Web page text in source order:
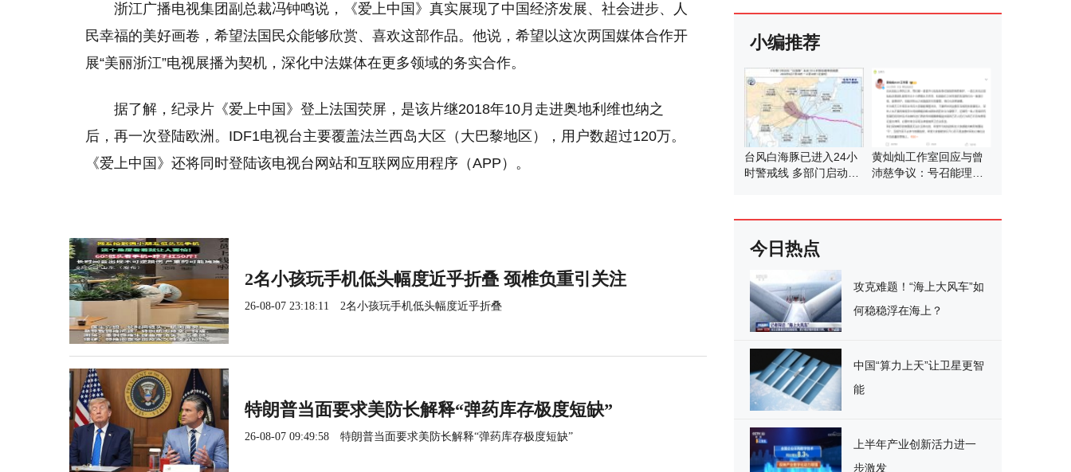
浙江广播电视集团副总裁冯钟鸣说，《爱上中国》真实展现了中国经济发展、社会进步、人
民幸福的美好画卷，希望法国民众能够欣赏、喜欢这部作品。他说，希望以这次两国媒体合作开
展“美丽浙江”电视展播为契机，深化中法媒体在更多领域的务实合作。
据了解，纪录片《爱上中国》登上法国荧屏，是该片继2018年10月走进奥地利维也纳之
后，再一次登陆欧洲。IDF1电视台主要覆盖法兰西岛大区（大巴黎地区），用户数超过120万。
《爱上中国》还将同时登陆该电视台网站和互联网应用程序（APP）。
2名小孩玩手机低头幅度近乎折叠 颈椎负重引关注
26-08-07 23:18:11 2名小孩玩手机低头幅度近乎折叠
特朗普当面要求美防长解释“弹药库存极度短缺”
26-08-07 09:49:58 特朗普当面要求美防长解释“弹药库存极度短缺”
小编推荐
台风白海豚已进入24小
时警戒线 多部门启动应
黄灿灿工作室回应与曾
沛慈争议：号召能理智
今日热点
攻克难题！“海上大风车”如
何稳稳浮在海上？
中国“算力上天”让卫星更智
能
上半年产业创新活力进一
步激发